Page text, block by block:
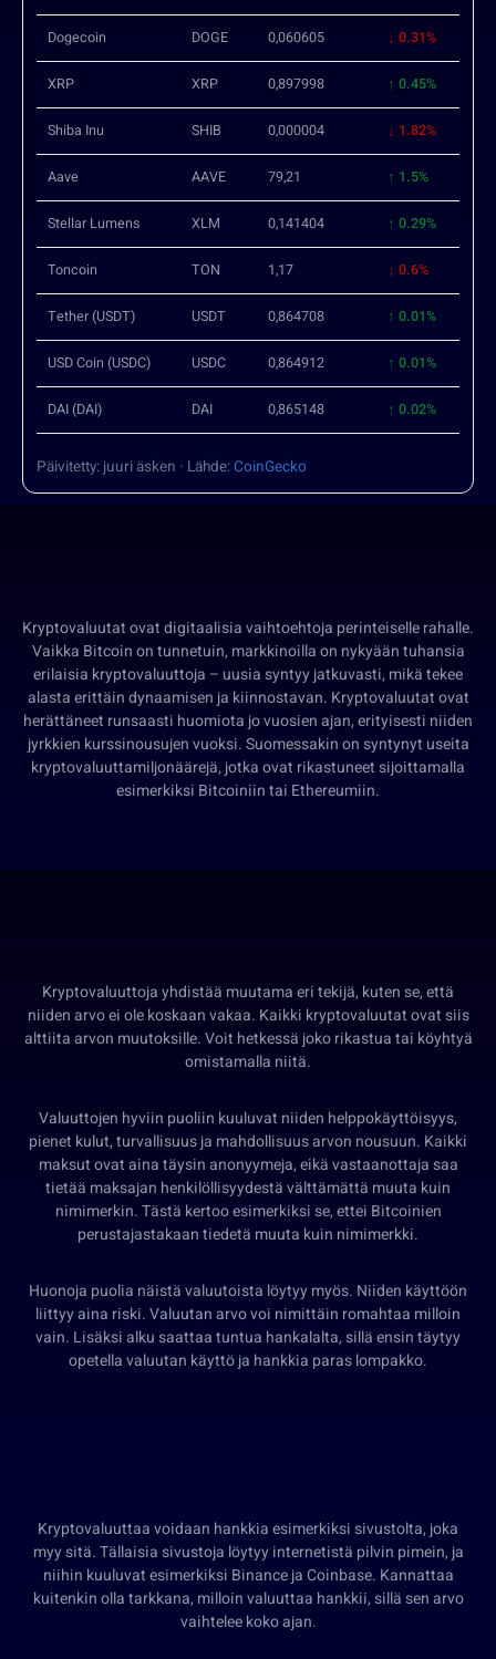
Dogecoin DOGE 0,060605 ↓ 0.31%
XRP XRP 0,897998 ↑ 0.45%
Shiba Inu SHIB 0,000004 ↓ 1.82%
Aave AAVE 79,21 ↑ 1.5%
Stellar Lumens XLM 0,141404 ↑ 0.29%
Toncoin TON 1,17 ↓ 0.6%
Tether (USDT) USDT 0,864708 ↑ 0.01%
USD Coin (USDC) USDC 0,864912 ↑ 0.01%
DAI (DAI) DAI 0,865148 ↑ 0.02%
Päivitetty: juuri äsken · Lähde:CoinGecko
Kryptovaluutat ovat digitaalisia vaihtoehtoja perinteiselle rahalle.
Vaikka Bitcoin on tunnetuin, markkinoilla on nykyään tuhansia
erilaisia kryptovaluuttoja – uusia syntyy jatkuvasti, mikä tekee
alasta erittäin dynaamisen ja kiinnostavan. Kryptovaluutat ovat
herättäneet runsaasti huomiota jo vuosien ajan, erityisesti niiden
jyrkkien kurssinousujen vuoksi. Suomessakin on syntynyt useita
kryptovaluuttamiljonäärejä, jotka ovat rikastuneet sijoittamalla
esimerkiksi Bitcoiniin tai Ethereumiin.
Kryptovaluuttoja yhdistää muutama eri tekijä, kuten se, että
niiden arvo ei ole koskaan vakaa. Kaikki kryptovaluutat ovat siis
alttiita arvon muutoksille. Voit hetkessä joko rikastua tai köyhtyä
omistamalla niitä.
Valuuttojen hyviin puoliin kuuluvat niiden helppokäyttöisyys,
pienet kulut, turvallisuus ja mahdollisuus arvon nousuun. Kaikki
maksut ovat aina täysin anonyymeja, eikä vastaanottaja saa
tietää maksajan henkilöllisyydestä välttämättä muuta kuin
nimimerkin. Tästä kertoo esimerkiksi se, ettei Bitcoinien
perustajastakaan tiedetä muuta kuin nimimerkki.
Huonoja puolia näistä valuutoista löytyy myös. Niiden käyttöön
liittyy aina riski. Valuutan arvo voi nimittäin romahtaa milloin
vain. Lisäksi alku saattaa tuntua hankalalta, sillä ensin täytyy
opetella valuutan käyttö ja hankkia paras lompakko.
Kryptovaluuttaa voidaan hankkia esimerkiksi sivustolta, joka
myy sitä. Tällaisia sivustoja löytyy internetistä pilvin pimein, ja
niihin kuuluvat esimerkiksi Binance ja Coinbase. Kannattaa
kuitenkin olla tarkkana, milloin valuuttaa hankkii, sillä sen arvo
vaihtelee koko ajan.